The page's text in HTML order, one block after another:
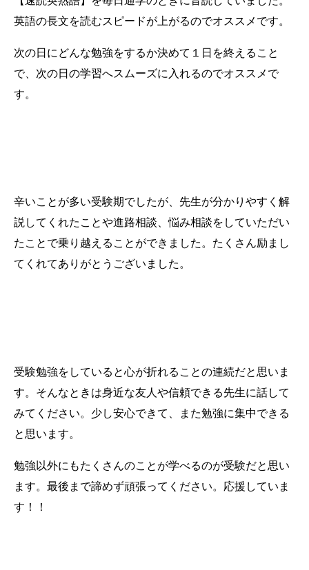
英語の長文を読むスピードが上がるのでオススメです。
次の日にどんな勉強をするか決めて１日を終えること
で、次の日の学習へスムーズに入れるのでオススメで
す。
辛いことが多い受験期でしたが、先生が分かりやすく解
説してくれたことや進路相談、悩み相談をしていただい
たことで乗り越えることができました。たくさん励まし
てくれてありがとうございました。
受験勉強をしていると心が折れることの連続だと思いま
す。そんなときは身近な友人や信頼できる先生に話して
みてください。少し安心できて、また勉強に集中できる
と思います。
勉強以外にもたくさんのことが学べるのが受験だと思い
ます。最後まで諦めず頑張ってください。応援していま
す！！